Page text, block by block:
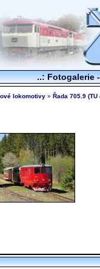
..: Fotogalerie
lokomotivy » Řada 705.9 (TU